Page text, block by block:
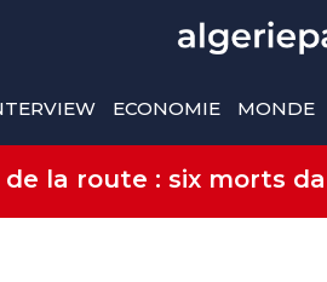
ECONOMIE MONDE
de la route : six morts